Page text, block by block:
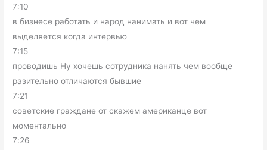
7:10
в бизнесе работать и народ нанимать и вот чем
выделяется когда интервью
7:15
проводишь Ну хочешь сотрудника нанять чем вообще
разительно отличаются бывшие
7:21
советские граждане от скажем американце вот
моментально
7:26